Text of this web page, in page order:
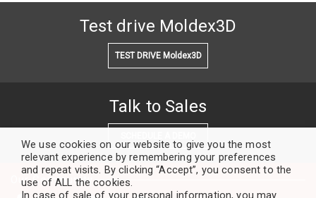
Test drive Moldex3D
TEST DRIVE Moldex3D
Talk to Sales
Our Community
We use cookies on our website to give you the most
relevant experience by remembering your preferences
and repeat visits. By clicking “Accept”, you consent to the
use of ALL the cookies.
In case of sale of your personal information, you may